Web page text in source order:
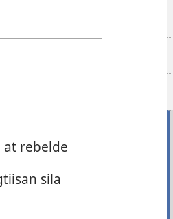
at rebelde
sila